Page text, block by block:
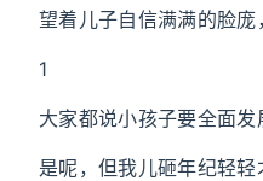
望着儿子自信满满的脸庞
1
大家都说小孩子要全面发
是呢，但我儿砸年纪轻